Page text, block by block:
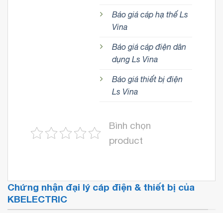
Báo giá cáp hạ thế Ls
Vina
Báo giá cáp điện dân
dụng Ls Vina
Báo giá thiết bị điện
Ls Vina
Bình chọn
product
Chứng nhận đại lý cáp điện & thiết bị của
KBELECTRIC